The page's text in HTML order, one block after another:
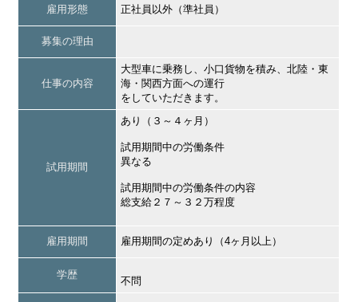
雇用形態 正社員以外（準社員）
募集の理由
仕事の内容
大型車に乗務し、小口貨物を積み、北陸・東
海・関西方面への運行
をしていただきます。
試用期間
あり（３～４ヶ月）
試用期間中の労働条件
異なる
試用期間中の労働条件の内容
総支給２７～３２万程度
雇用期間 雇用期間の定めあり（4ヶ月以上）
学歴
不問